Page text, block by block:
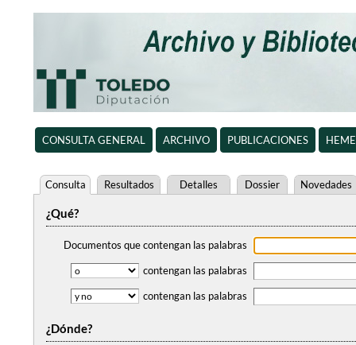
CONSULTA GENERAL ARCHIVO PUBLICACIONES
Consulta Resultados Detalles Dossier Novedades
¿Qué?
Documentos que contengan las palabras
contengan las palabras
contengan las palabras
¿Dónde?